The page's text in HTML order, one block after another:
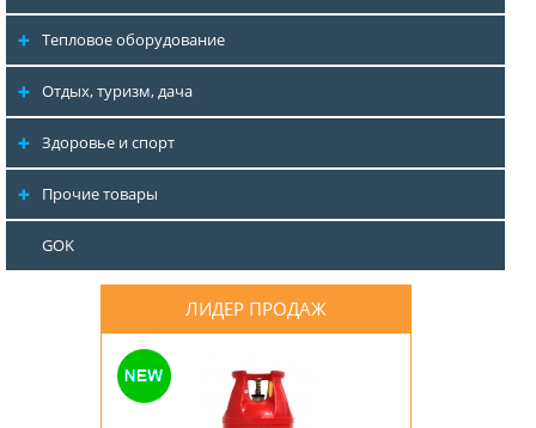
Тепловое оборудование
Отдых, туризм, дача
Здоровье и спорт
Прочие товары
GOK
ЛИДЕР ПРОДАЖ